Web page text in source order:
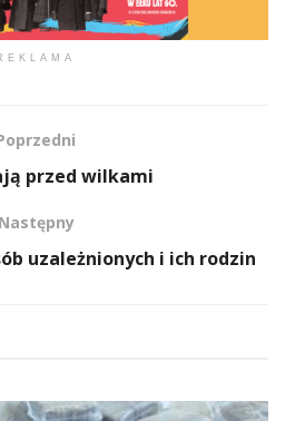
przed wilkami
Następny
uzależnionych i ich rodzin